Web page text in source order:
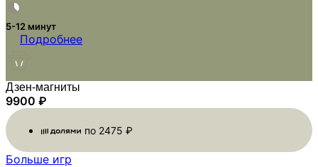
5-12 минут
Подробнее
Дзен-магниты
9900 ₽
по 2475 ₽
Больше игр